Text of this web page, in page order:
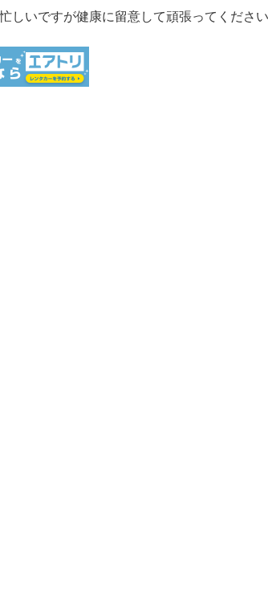
いですが健康に留意して頑張ってください